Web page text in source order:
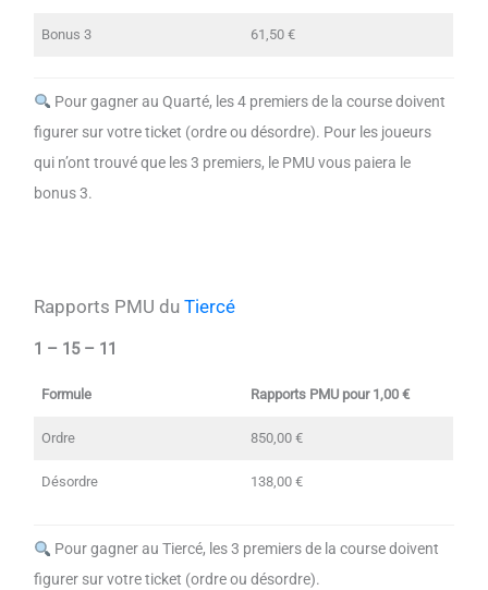
Bonus 3 61,50 €
Pour gagner au Quarté, les 4 premiers de la course doivent
figurer sur votre ticket (ordre ou désordre). Pour les joueurs
qui n’ont trouvé que les 3 premiers, le PMU vous paiera le
bonus 3.
Rapports PMU duTiercé
1 – 15 – 11
Formule Rapports PMU pour 1,00 €
Ordre 850,00 €
Désordre 138,00 €
Pour gagner au Tiercé, les 3 premiers de la course doivent
figurer sur votre ticket (ordre ou désordre).